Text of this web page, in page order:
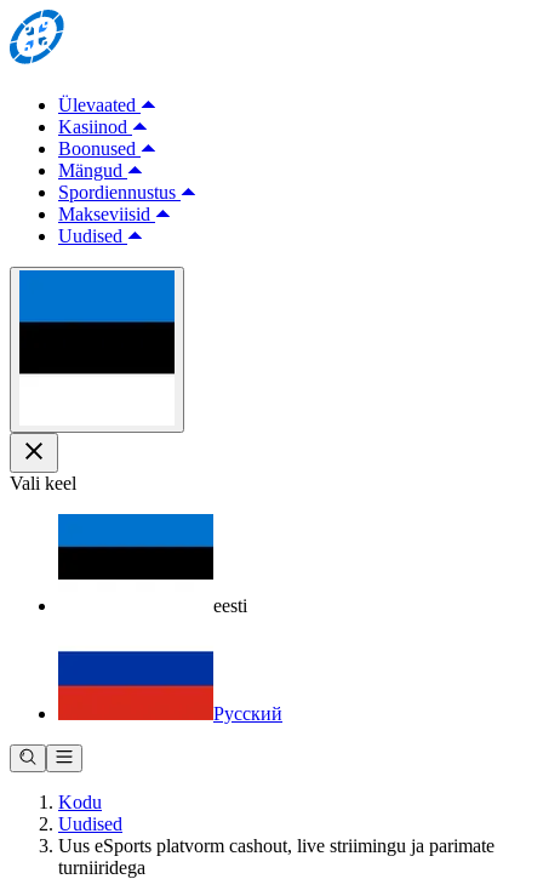
Ülevaated
Kasiinod
Boonused
Mängud
Spordiennustus
Makseviisid
Uudised
Vali keel
eesti
Русский
Kodu
Uudised
Uus eSports platvorm cashout, live striimingu ja parimate
turniiridega